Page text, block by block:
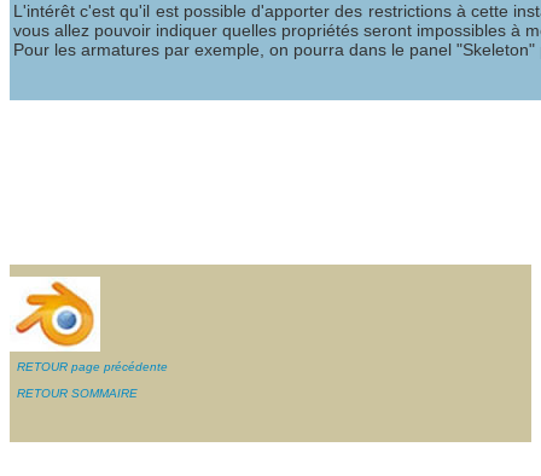
L'intérêt c'est qu'il est possible d'apporter des restrictions à cette
vous allez pouvoir indiquer quelles propriétés seront impossibles à
Pour les armatures par exemple, on pourra dans le panel
RETOUR page précédente
RETOUR SOMMAIRE